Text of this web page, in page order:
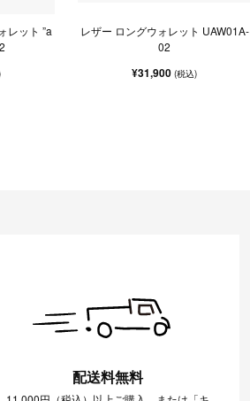
レット ”a
レザー ロングウォレット UAW01A-
02
¥31,900(税込)
配送料無料